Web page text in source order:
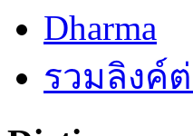
Dharma
รวมลิงค์ต่